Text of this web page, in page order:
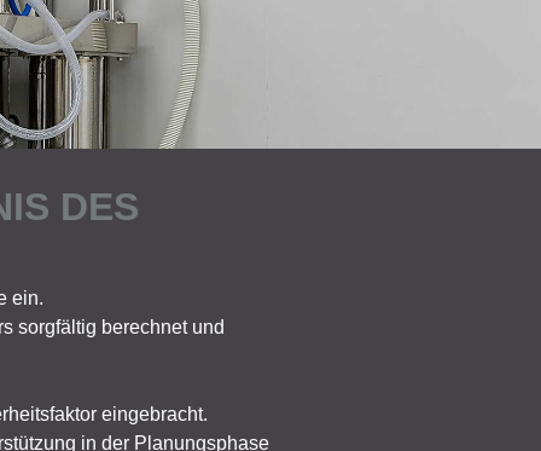
DES
ein.
sorgfältig berechnet und
eingebracht.
in der Planungsphase